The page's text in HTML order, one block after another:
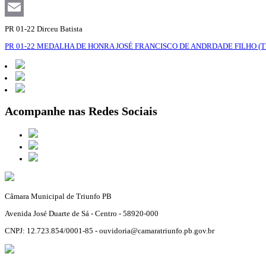
Facebook
Email
PR 01-22 Dirceu Batista
PR 01-22 MEDALHA DE HONRA JOSÉ FRANCISCO DE ANDRDADE FILHO
Acompanhe nas Redes Sociais
Câmara Municipal de Triunfo PB
Avenida José Duarte de Sá - Centro - 58920-000
CNPJ: 12.723.854/0001-85 - ouvidoria@camaratriunfo.pb.gov.br